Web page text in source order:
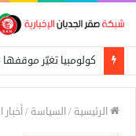
كامل إدريس يعفي
الرئيسية /السياسة /